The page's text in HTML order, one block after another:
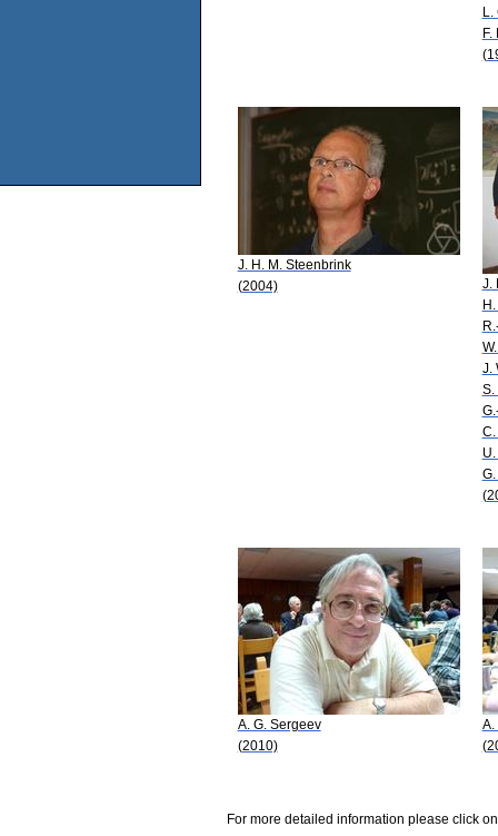
L.
F.
J. H. M. Steenbrink
(2004)
J.
J.
S.
C.
A. G. Sergeev
(2010)
A.
For more detailed information please click